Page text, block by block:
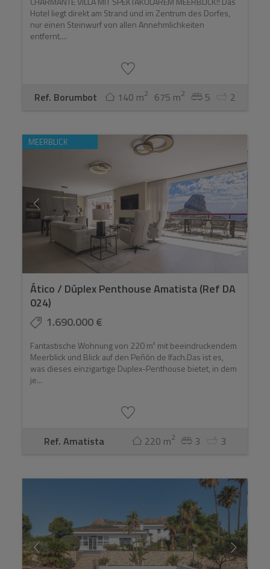
Hotel liegt direkt am Strand und im Zentrum des Dorfes,
nur einen Steinwurf von allen Annehmlichkeiten
entfernt....
Ref. Borumbot 140 m2 675 m2 5 2
MEERBLICK
Ático / Dúplex Penthouse Amatista (Ref DA
024)
1.690.000 €
Fantastische Wohnung von 220 m² mit beeindruckendem
Meerblick und Blick auf den Peñón de Ifach.Das ist es,
was dieses einzigartige Duplex-Penthouse bietet, in dem
je...
Ref. Amatista 220 m2 3 3